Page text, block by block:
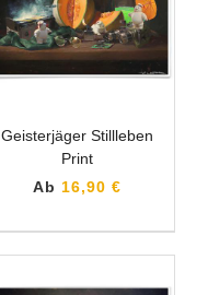
Geisterjäger Stillleben
Print
Ab 16,90 €